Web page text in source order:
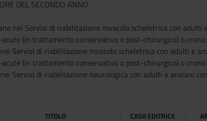
DEL SECONDO ANNO
nei Servizi di riabilitazione muscolo scheletrica con adulti
(in trattamento conservativo o post-chirurgico) o
Servizi di riabilitazione muscolo scheletrica con adulti e
(in trattamento conservativo o post-chirurgico) o
Servizi di riabilitazione neurologica con adulti e anziani
TITOLO CASA EDITRICE